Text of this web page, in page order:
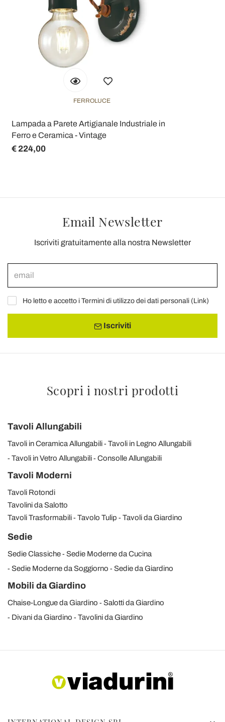
FERROLUCE
Lampada a Parete Artigianale Industriale in
Ferro e Ceramica - Vintage
€ 224,00
Email Newsletter
Iscriviti gratuitamente alla nostra Newsletter
Ho letto e accetto i Termini di utilizzo dei dati personali (Link)
Iscriviti
Scopri i nostri prodotti
Tavoli Allungabili
Tavoli in Ceramica Allungabili
Tavoli in Legno Allungabili
Tavoli in Vetro Allungabili
Consolle Allungabili
Tavoli Moderni
Tavoli Rotondi
Tavolini da Salotto
Tavoli Trasformabili
Tavolo Tulip Tavoli da Giardino
Sedie
Sedie Classiche
Sedie Moderne da Cucina
Sedie Moderne da Soggiorno
Sedie da Giardino
Mobili da Giardino
Chaise-Longue da Giardino
Salotti da Giardino
Divani da Giardino
Tavolini da Giardino